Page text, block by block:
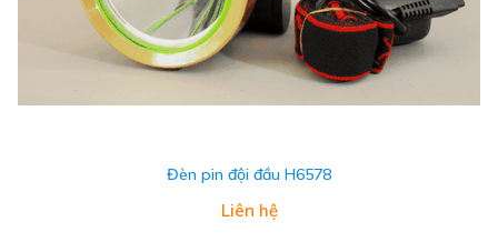
Đèn pin đội đầu H6578
Liên hệ